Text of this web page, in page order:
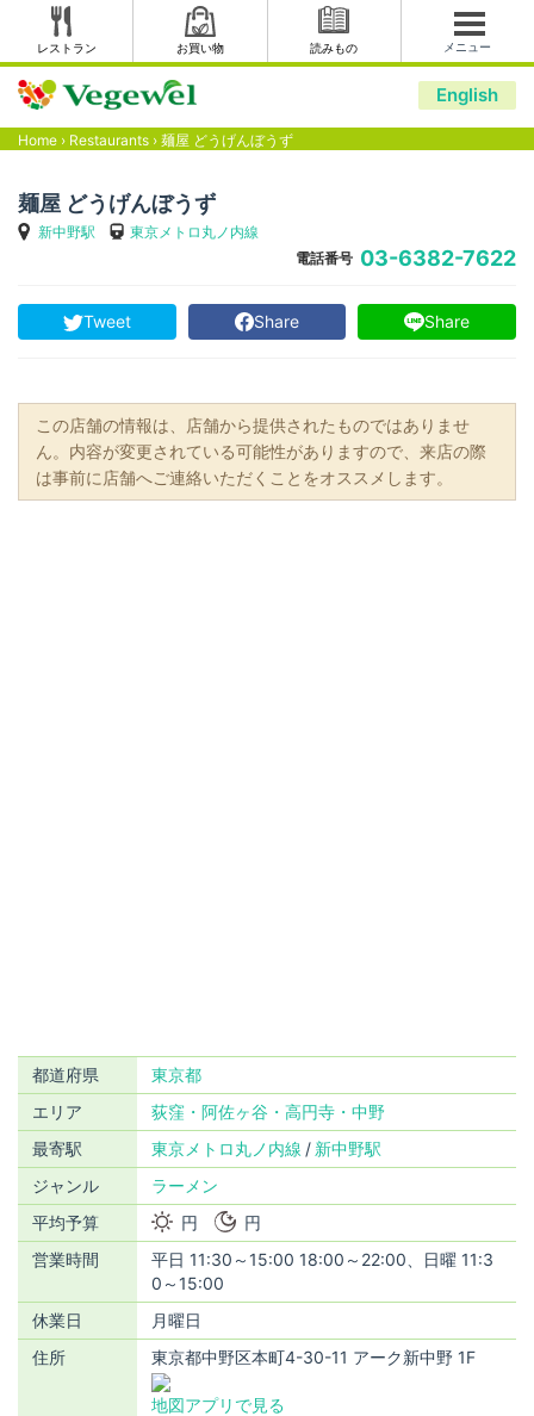
レストラン お買い物 読みもの メニュー
English
Home › Restaurants › 麺屋 どうげんぼうず
麺屋 どうげんぼうず
新中野駅
東京メトロ丸ノ内線
電話番号 03-6382-7622
Tweet Share Share
この店舗の情報は、店舗から提供されたものではありませ
ん。内容が変更されている可能性がありますので、来店の際
は事前に店舗へご連絡いただくことをオススメします。
都道府県
東京都
エリア
荻窪・阿佐ヶ谷・高円寺・中野
最寄駅
東京メトロ丸ノ内線
新中野駅
ジャンル
ラーメン
平均予算
円
円
営業時間
平日 11:30～15:00 18:00～22:00、日曜 11:3
0～15:00
休業日
月曜日
住所
東京都中野区本町4-30-11 アーク新中野 1F
地図アプリで見る